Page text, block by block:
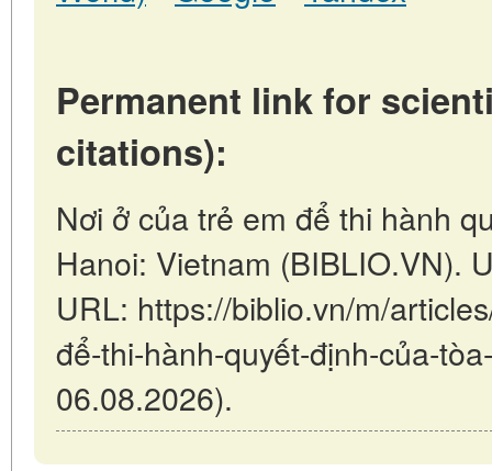
Permanent link for
citations):
Nơi ở của trẻ em để thi hành
Hanoi: Vietnam (BIBLIO.VN).
URL: https://biblio.vn/m/
để-thi-hành-quyết-định-của-
06.08.2026).